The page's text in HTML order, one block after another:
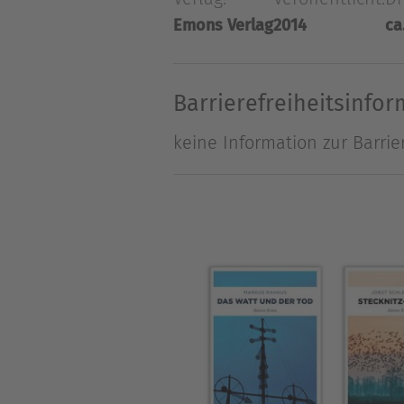
Über Jobst Schlennstedt
Geografiestudium an der
Schweden-Krimis sowie Titel
Emons Verlag2014
keine Information zur